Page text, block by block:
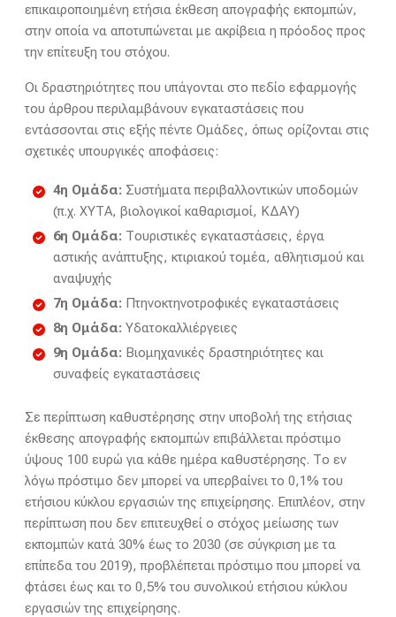
επικαιροποιημένη ετήσια έκθεση απογραφής εκπομπών,
στην οποία να αποτυπώνεται με ακρίβεια η πρόοδος προς
την επίτευξη του στόχου.
Οι δραστηριότητες που υπάγονται στο πεδίο εφαρμογής
του άρθρου περιλαμβάνουν εγκαταστάσεις που
εντάσσονται στις εξής πέντε Ομάδες, όπως ορίζονται στις
σχετικές υπουργικές αποφάσεις:
4η Ομάδα: Συστήματα περιβαλλοντικών υποδομών
(π.χ. ΧΥΤΑ, βιολογικοί καθαρισμοί, ΚΔΑΥ)
6η Ομάδα: Τουριστικές εγκαταστάσεις, έργα
αστικής ανάπτυξης, κτιριακού τομέα, αθλητισμού και
αναψυχής
7η Ομάδα: Πτηνοκτηνοτροφικές εγκαταστάσεις
8η Ομάδα: Υδατοκαλλιέργειες
9η Ομάδα: Βιομηχανικές δραστηριότητες και
συναφείς εγκαταστάσεις
Σε περίπτωση καθυστέρησης στην υποβολή της ετήσιας
έκθεσης απογραφής εκπομπών επιβάλλεται πρόστιμο
ύψους 100 ευρώ για κάθε ημέρα καθυστέρησης. Το εν
λόγω πρόστιμο δεν μπορεί να υπερβαίνει το 0,1% του
ετήσιου κύκλου εργασιών της επιχείρησης. Επιπλέον, στην
περίπτωση που δεν επιτευχθεί ο στόχος μείωσης των
εκπομπών κατά 30% έως το 2030 (σε σύγκριση με τα
επίπεδα του 2019), προβλέπεται πρόστιμο που μπορεί να
φτάσει έως και το 0,5% του συνολικού ετήσιου κύκλου
εργασιών της επιχείρησης.